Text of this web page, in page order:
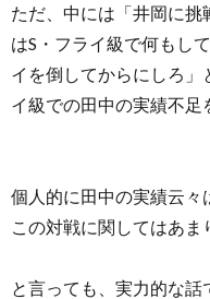
ただ、中には「井岡に
はS・フライ級で何もし
イを倒してからにしろ」
イ級での田中の実績不足
個人的に田中の実績云々
この対戦に関してはあま
と言っても、実力的な話